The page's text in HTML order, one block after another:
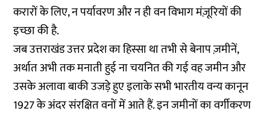
करारों के लिए, न पर्यावरण और न ही वन विभाग मंज़ूरियों की
इच्छा की है.
जब उत्तराखंड उत्तर प्रदेश का हिस्सा था तभी से बेनाप ज़मीनें,
अर्थात अभी तक मनाती हुई ना चयनित की गई वह जमीन और
उसके अलावा बाकी उजड़े हुए इलाके सभी भारतीय वन्य कानून
1927 के अंदर संरक्षित वनों में आते हैं. इन जमीनों का वर्गीकरण